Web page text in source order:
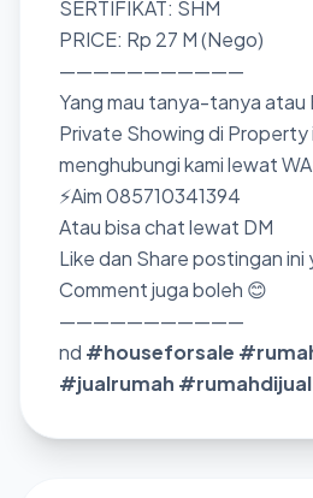
SERTIFIKAT: SHM
PRICE: Rp 27 M (Nego)
———————————
Yang mau tanya-tanya atau
Private Showing di Property
menghubungi kami lewat
⚡Aim 085710341394
Atau bisa chat lewat DM
Like dan Share postingan ini
Comment juga boleh 😊
———————————
nd #houseforsale
#jualrumah #rumahdijual